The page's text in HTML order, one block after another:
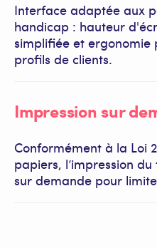
Interface adaptée aux
handicap : hauteur
simplifiée et ergonomie
profils de clients.
Impression sur
Conformément à la Loi
papiers, l’impression
sur demande pour